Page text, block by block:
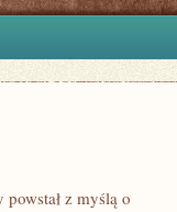
z myślą o